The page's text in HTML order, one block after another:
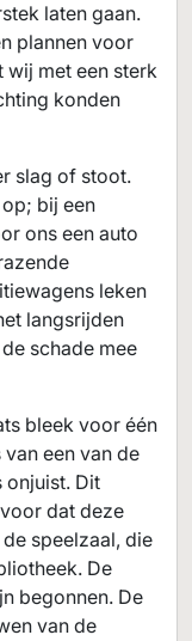
laten gaan.
plannen voor
met een sterk
konden
slag of stoot.
bij een
ons een auto
leken
langsrijden
schade mee
bleek voor één
een van de
onjuist. Dit
dat deze
speelzaal, die
De
begonnen. De
van de